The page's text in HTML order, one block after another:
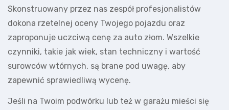
Skonstruowany przez nas zespół profesjonalistów
dokona rzetelnej oceny Twojego pojazdu oraz
zaproponuje uczciwą cenę za auto złom. Wszelkie
czynniki, takie jak wiek, stan techniczny i wartość
surowców wtórnych, są brane pod uwagę, aby
zapewnić sprawiedliwą wycenę.
Jeśli na Twoim podwórku lub też w garażu mieści się